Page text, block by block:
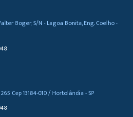
Boger, S/N - Lagoa Bonita, Eng. Coelho -
Cep 13184-010 / Hortolândia - SP